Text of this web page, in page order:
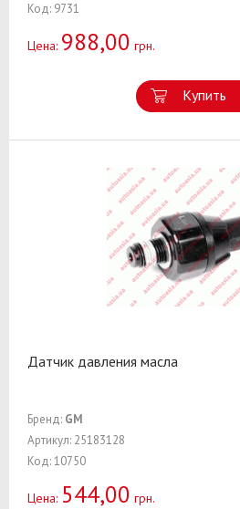
Код: 9731
Цена: 988,00 грн.
Купить
Датчик давления масла
Бренд: GM
Артикул: 25183128
Код: 10750
Цена: 544,00 грн.